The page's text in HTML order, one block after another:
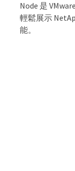
Node 是
輕鬆展示
能。